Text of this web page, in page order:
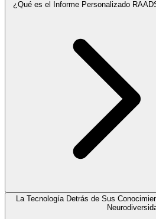
¿Qué es el Informe Personalizado
La Tecnología Detrás de Sus